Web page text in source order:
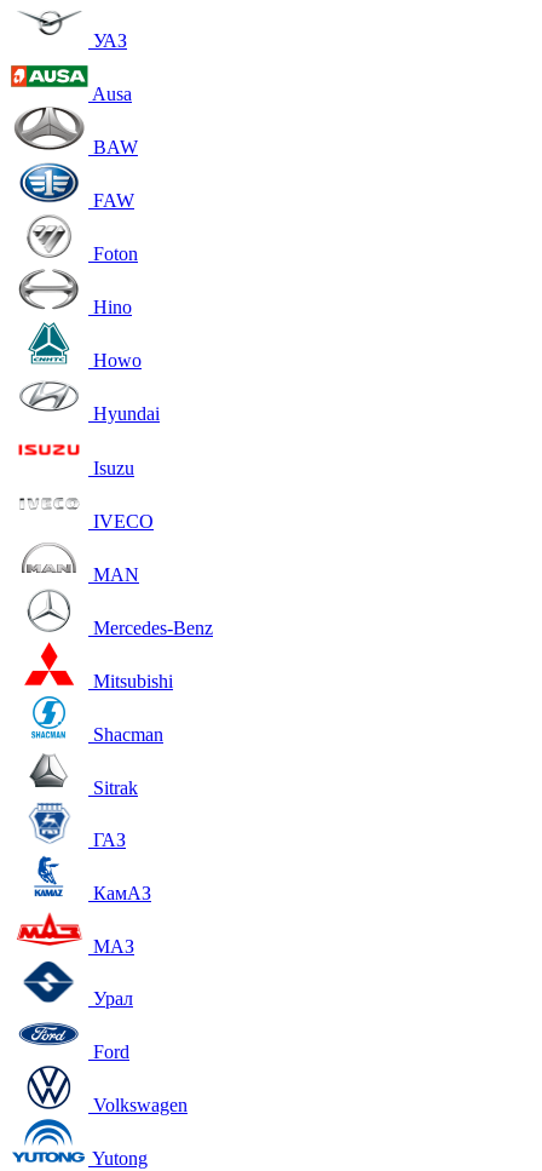
УАЗ
Ausa
BAW
FAW
Foton
Hino
Howo
Hyundai
Isuzu
IVECO
MAN
Mercedes-Benz
Mitsubishi
Shacman
Sitrak
ГАЗ
КамАЗ
МАЗ
Урал
Ford
Volkswagen
Yutong